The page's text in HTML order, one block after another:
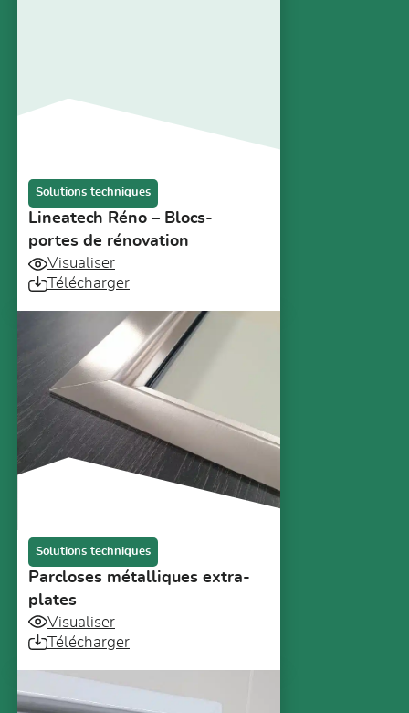
Solutions techniques
Lineatech Réno – Blocs-
portes de rénovation
Visualiser
Télécharger
Solutions techniques
Parcloses métalliques extra-
plates
Visualiser
Télécharger